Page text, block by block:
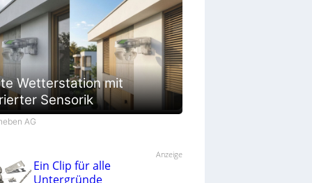
Wetterstation mit
Sensorik
AG
Anzeige
Ein Clip für alle
Untergründe